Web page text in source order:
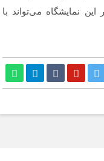
نمایشگاه می‌تواند با